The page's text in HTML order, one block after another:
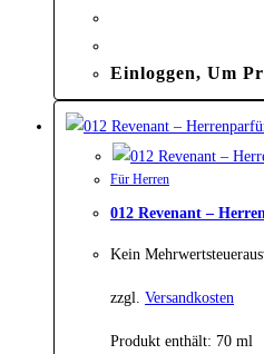
Einloggen, Um
Für Herren
012 Revenant –
Kein
zzgl. Versandkosten
Produkt enthält: 70 ml